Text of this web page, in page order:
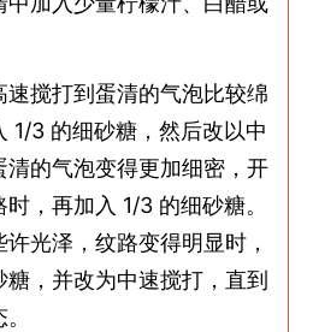
速搅打到蛋清的气泡比较绵
1/3 的细砂糖，然后改以中
清的气泡变得更加细密，开
，再加入 1/3 的细砂糖。
光泽，纹路变得明显时，
，并改为中速搅打，直到